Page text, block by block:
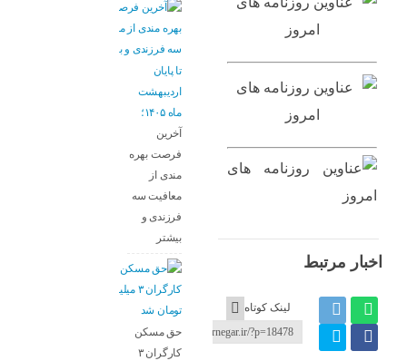
اخبار مرتبط
لینک کوتاه
تا پایان
اردیبهشت
ماه ۱۴۰۵؛
آخرین
فرصت بهره
مندی از
معافیت سه
فرزندی و
بیشتر
حق مسکن
کارگران ۳